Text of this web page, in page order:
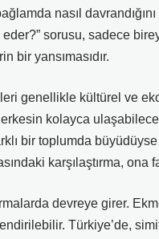
nasıl
eder?” sorusu, sadece
bir yansımasıdır.
genellikle kültürel ve
kolayca
bir toplumda
karşılaştırma,
devreye girer.
Türkiye’de,